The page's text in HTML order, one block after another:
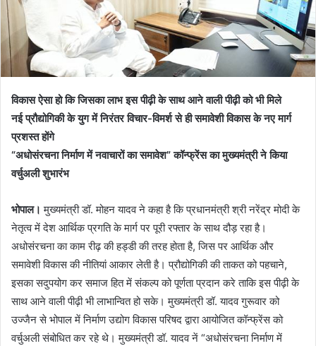
विकास ऐसा हो कि जिसका लाभ इस पीढ़ी के साथ आने वाली पीढ़ी को भी मिले
नई प्रौद्योगिकी के युग में निरंतर विचार-विमर्श से ही समावेशी विकास के नए मार्ग
प्रशस्त होंगे
“अधोसंरचना निर्माण में नवाचारों का समावेश” कॉन्फ्रेंस का मुख्यमंत्री ने किया
वर्चुअली शुभारंभ
भोपाल। मुख्यमंत्री डॉ. मोहन यादव ने कहा है कि प्रधानमंत्री श्री नरेंद्र मोदी के
नेतृत्व में देश आर्थिक प्रगति के मार्ग पर पूरी रफ्तार के साथ दौड़ रहा है।
अधोसंरचना का काम रीढ़ की हड्डी की तरह होता है, जिस पर आर्थिक और
समावेशी विकास की नीतियां आकार लेती है। प्रौद्योगिकी की ताकत को पहचाने,
इसका सदुपयोग कर समाज हित में संकल्प को पूर्णता प्रदान करे ताकि इस पीढ़ी के
साथ आने वाली पीढ़ी भी लाभान्वित हो सके। मुख्यमंत्री डॉ. यादव गुरूवार को
उज्जैन से भोपाल में निर्माण उद्योग विकास परिषद द्वारा आयोजित कॉन्फ्रेंस को
वर्चुअली संबोधित कर रहे थे। मुख्यमंत्री डॉ. यादव नें “अधोसंरचना निर्माण में